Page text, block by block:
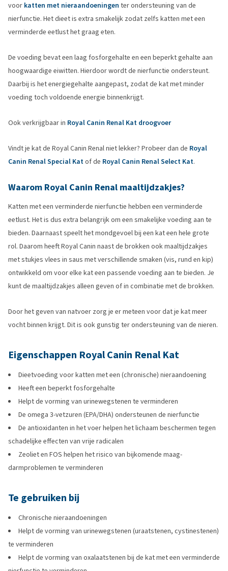
voor katten met nieraandoeningen ter ondersteuning van de
nierfunctie. Het dieet is extra smakelijk zodat zelfs katten met een
verminderde eetlust het graag eten.
De voeding bevat een laag fosforgehalte en een beperkt gehalte aan
hoogwaardige eiwitten. Hierdoor wordt de nierfunctie ondersteunt.
Daarbij is het energiegehalte aangepast, zodat de kat met minder
voeding toch voldoende energie binnenkrijgt.
Ook verkrijgbaar in Royal Canin Renal Kat droogvoer
Vindt je kat de Royal Canin Renal niet lekker? Probeer dan de Royal
Canin Renal Special Katof de Royal Canin Renal Select Kat.
Waarom Royal Canin Renal maaltijdzakjes?
Katten met een verminderde nierfunctie hebben een verminderde
eetlust. Het is dus extra belangrijk om een smakelijke voeding aan te
bieden. Daarnaast speelt het mondgevoel bij een kat een hele grote
rol. Daarom heeft Royal Canin naast de brokken ook maaltijdzakjes
met stukjes vlees in saus met verschillende smaken (vis, rund en kip)
ontwikkeld om voor elke kat een passende voeding aan te bieden. Je
kunt de maaltijdzakjes alleen geven of in combinatie met de brokken.
Door het geven van natvoer zorg je er meteen voor dat je kat meer
vocht binnen krijgt. Dit is ook gunstig ter ondersteuning van de nieren.
Eigenschappen Royal Canin Renal Kat
Dieetvoeding voor katten met een (chronische) nieraandoening
Heeft een beperkt fosforgehalte
Helpt de vorming van urinewegstenen te verminderen
De omega 3-vetzuren (EPA/DHA) ondersteunen de nierfunctie
De antioxidanten in het voer helpen het lichaam beschermen tegen
schadelijke effecten van vrije radicalen
Zeoliet en FOS helpen het risico van bijkomende maag-
darmproblemen te verminderen
Te gebruiken bij
Chronische nieraandoeningen
Helpt de vorming van urinewegstenen (uraatstenen, cystinestenen)
te verminderen
Helpt de vorming van oxalaatstenen bij de kat met een verminderde